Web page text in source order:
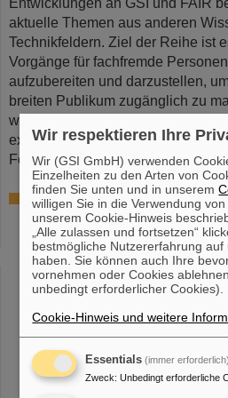
aktuelle Themen aus anderen
Technikfeldern. Ziel der Reihe ist
Vorgänge für fachfremde
aufzubereiten und darzustellen,
breiten Publikum zugänglich zu
werden von GSI- und FAIR-
externen Referent*innen aus
Forschungsinstituten gehalten.
Aktuelles Programm:
Mittwoch, 13.09.2023, 14 Uhr
850 Jahre Wixhausen – Ein
Wissenschaftsgeschichte
Peter Engels, Stadtarchiv
Die Kunst der Präzision: Wie
Tumore trifft
Lennart Volz, GSI/FAIR
Wir respektieren Ihre
Wir (GSI GmbH) verwenden
Einzelheiten zu den Arten von
finden Sie unten und in unserem
willigen Sie in die Verwendung
unserem Cookie-Hinweis
„Alle zulassen und fortsetzen“
bestmögliche Nutzererfahrung
haben. Sie können auch Ihre
vornehmen oder Cookies
unbedingt erforderlicher Cookies).
Cookie-Hinweis und weitere
Essentials (immer erforderlich)
Zweck: Unbedingt erforderliche